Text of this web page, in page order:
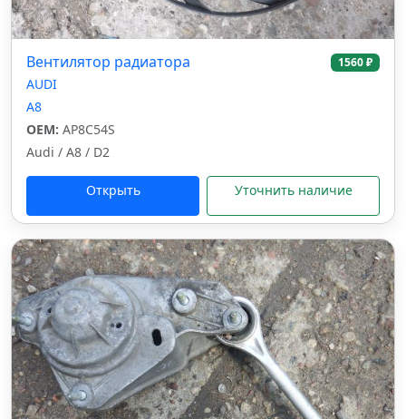
Вентилятор радиатора 1560 ₽
AUDI
A8
OEM: AP8C54S
Audi / A8 / D2
Открыть Уточнить наличие